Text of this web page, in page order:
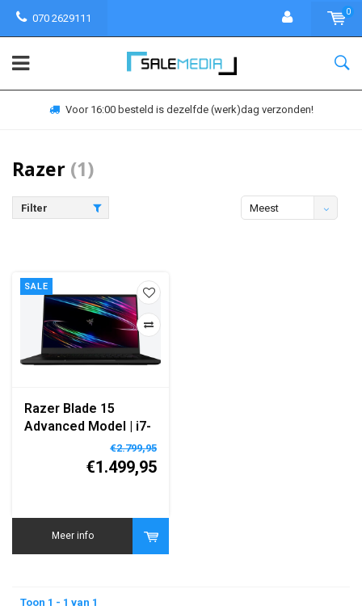
070 2629111
0
Voor 16:00 besteld is dezelfde (werk)dag verzonden!
Razer (1)
Filter
Meest
SALE
Razer Blade 15
Advanced Model | i7-
10875H | RTX 3070 |
15" FHD | Black |
€2.799,95
€1.499,95
Meer info
Toon 1 - 1 van 1